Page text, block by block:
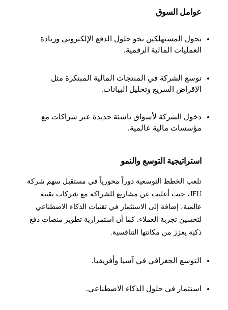
عوامل السوق
تحول المستهلكين نحو حلول الدفع الإلكتروني وزيادة
العمليات المالية الرقمية.
توسع الشركة في المنتجات المالية المبتكرة مثل
الإقراض السريع وتحليل البيانات.
دخول الشركة لأسواق ناشئة جديدة عبر شراكات مع
مؤسسات مالية عالمية.
استراتيجية التوسع والنمو
تلعب الخطط التوسعية دوراً محورياً في مستقبل سهم شركة
JFU، حيث أعلنت عن مشاريع للشراكة مع شركات تقنية
عالمية، إضافة إلى الاستثمار في تقنيات الذكاء الاصطناعي
لتحسين تجربة العملاء. كما أن استمرارية تطوير منصات دفع
ذكية يعزز من مكانتها التنافسية.
التوسع الجغرافي في آسيا وأفريقيا.
استثمار في حلول الذكاء الاصطناعي.